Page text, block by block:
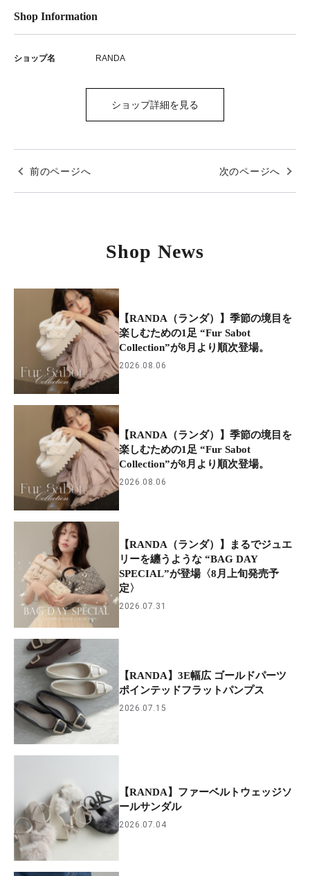
Shop Information
ショップ名 RANDA
ショップ詳細を見る
前のページへ 次のページへ
Shop News
【RANDA（ランダ）】季節の境目を
楽しむための1足 “Fur Sabot
Collection”が8月より順次登場。
2026.08.06
【RANDA（ランダ）】季節の境目を
楽しむための1足 “Fur Sabot
Collection”が8月より順次登場。
2026.08.06
【RANDA（ランダ）】まるでジュエ
リーを纏うような “BAG DAY
SPECIAL”が登場〈8月上旬発売予
定〉
2026.07.31
【RANDA】3E幅広 ゴールドパーツ
ポインテッドフラットパンプス
2026.07.15
【RANDA】ファーベルトウェッジソ
ールサンダル
2026.07.04